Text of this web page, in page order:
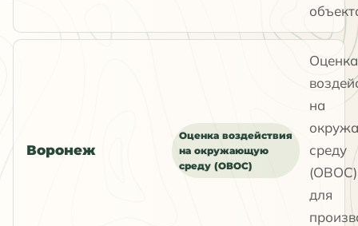
Воронеж
Оценка воздействия
на окружающую
среду (ОВОС)
Оценка
на
среду
(ОВОС)
для